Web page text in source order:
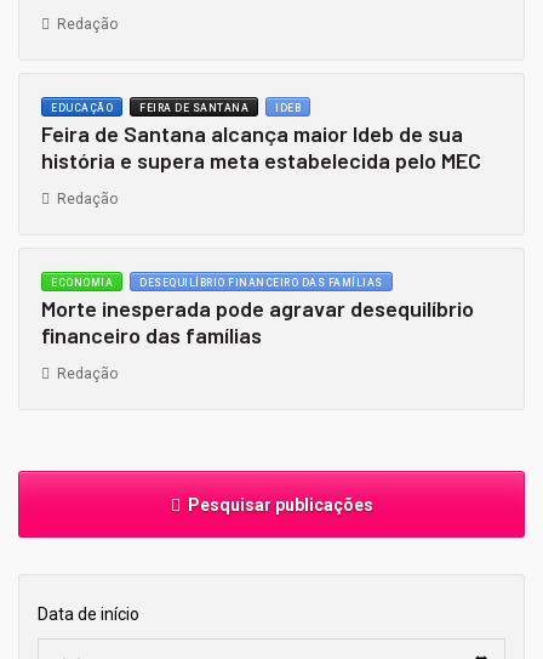
Redação
EDUCAÇÃO FEIRA DE SANTANA IDEB
Feira de Santana alcança maior Ideb de sua
história e supera meta estabelecida pelo MEC
Redação
ECONOMIA DESEQUILÍBRIO FINANCEIRO DAS FAMÍLIAS
Morte inesperada pode agravar desequilíbrio
financeiro das famílias
Redação
Pesquisar publicações
Data de início